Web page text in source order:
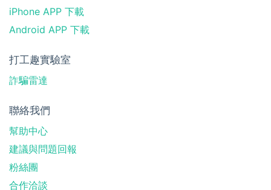
iPhone APP 下載
Android APP 下載
打工趣實驗室
詐騙雷達
聯絡我們
幫助中心
建議與問題回報
粉絲團
合作洽談